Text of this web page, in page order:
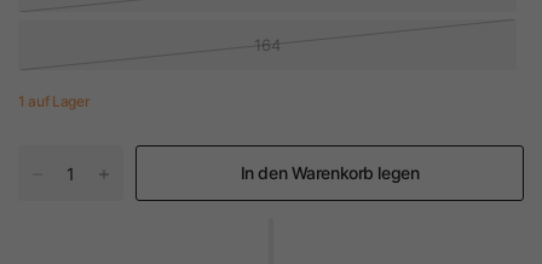
164
1 auf Lager
In den Warenkorb legen